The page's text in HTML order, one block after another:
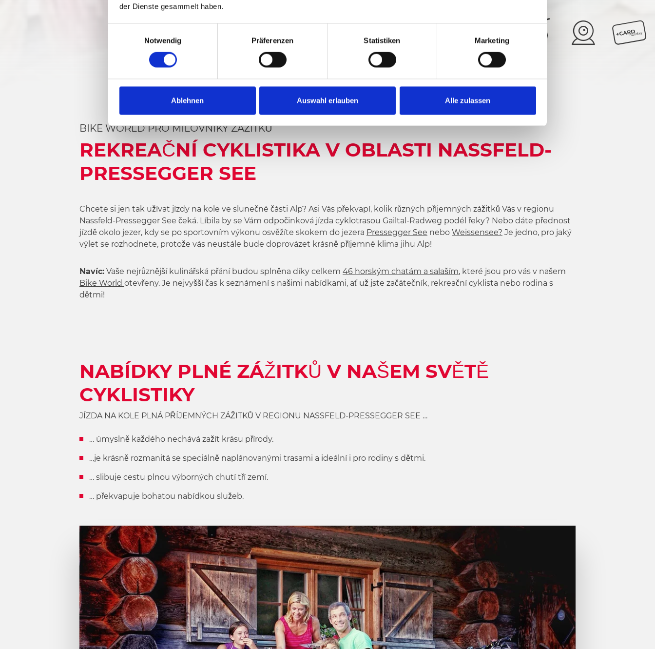
der Dienste gesammelt haben.
g
u
n
g
s
a
w
Notwendig Präferenzen Statistiken Marketing
Ablehnen Auswahl erlauben Alle zulassen
29°
BIKE WORLD PRO MILOVNÍKY ZÁŽITKŮ
REKREAČNÍ CYKLISTIKA V OBLASTI NASSFELD-
PRESSEGGER SEE
Chcete si jen tak užívat jízdy na kole ve slunečné části Alp? Asi Vás překvapí, kolik různých příjemných zážitků Vás v regionu
Nassfeld-Pressegger See čeká. Líbila by se Vám odpočinková jízda cyklotrasou Gailtal-Radweg podél řeky? Nebo dáte přednost
jízdě okolo jezer, kdy se po sportovním výkonu osvěžíte skokem do jezera Pressegger See nebo Weissensee? Je jedno, pro jaký
výlet se rozhodnete, protože vás neustále bude doprovázet krásně příjemné klima jihu Alp!
Navíc: Vaše nejrůznější kulinářská přání budou splněna díky celkem 46 horským chatám a salaším, které jsou pro vás v našem
Bike World otevřeny. Je nejvyšší čas k seznámení s našimi nabídkami, ať už jste začátečník, rekreační cyklista nebo rodina s
dětmi!
NABÍDKY PLNÉ ZÁŽITKŮ V NAŠEM SVĚTĚ
CYKLISTIKY
JÍZDA NA KOLE PLNÁ PŘÍJEMNÝCH ZÁŽITKŮ V REGIONU NASSFELD-PRESSEGGER SEE …
… úmyslně každého nechává zažít krásu přírody.
…je krásně rozmanitá se speciálně naplánovanými trasami a ideální i pro rodiny s dětmi.
… slibuje cestu plnou výborných chutí tří zemí.
… překvapuje bohatou nabídkou služeb.